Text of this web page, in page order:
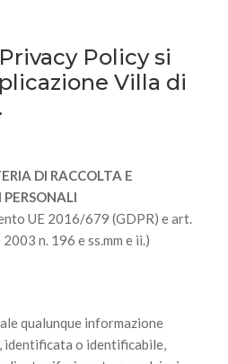
Policy si
Villa di
DI RACCOLTA E
UE 2016/679 (GDPR) e art.
n. 196 e ss.mm e ii.)
qualunque informazione
identificata o identificabile,